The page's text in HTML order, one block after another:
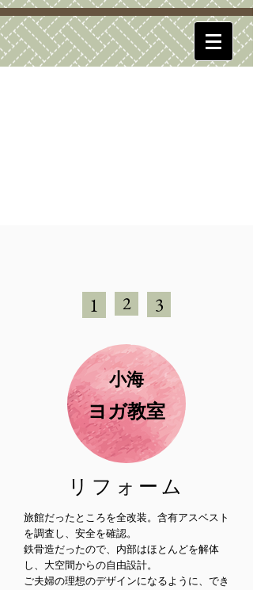
1 2 3
​小海
ヨガ教室
リフォーム
旅館だったところを全改装。含有アスベスト
を調査し、安全を確認。
鉄骨造だったので、内部はほとんどを解体
し、大空間からの自由設計。
ご夫婦の理想のデザインになるように、でき